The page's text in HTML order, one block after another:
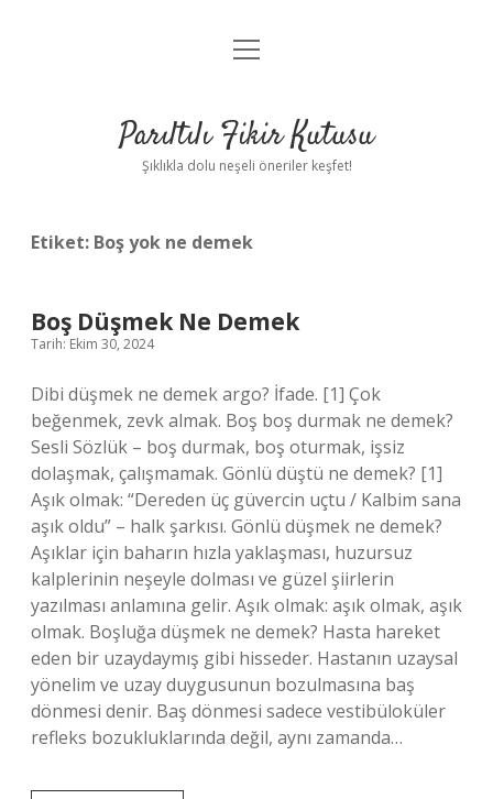
Anasayfa
Yasal Uyarı
menüyü
Parıltılı Fikir Kutusu
Şıklıkla dolu neşeli öneriler keşfet!
Etiket: Boş yok ne demek
Boş Düşmek Ne Demek
Tarih: Ekim 30, 2024
Dibi düşmek ne demek argo? İfade. [1] Çok
beğenmek, zevk almak. Boş boş durmak ne demek?
Sesli Sözlük – boş durmak, boş oturmak, işsiz
dolaşmak, çalışmamak. Gönlü düştü ne demek? [1]
Aşık olmak: “Dereden üç güvercin uçtu / Kalbim sana
aşık oldu” – halk şarkısı. Gönlü düşmek ne demek?
Aşıklar için baharın hızla yaklaşması, huzursuz
kalplerinin neşeyle dolması ve güzel şiirlerin
yazılması anlamına gelir. Aşık olmak: aşık olmak, aşık
olmak. Boşluğa düşmek ne demek? Hasta hareket
eden bir uzaydaymış gibi hisseder. Hastanın uzaysal
yönelim ve uzay duygusunun bozulmasına baş
dönmesi denir. Baş dönmesi sadece vestibüloküler
refleks bozukluklarında değil, aynı zamanda…